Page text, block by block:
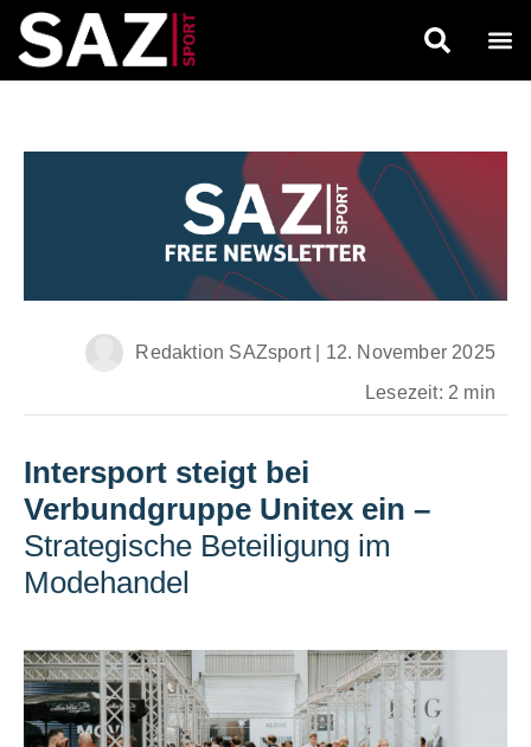
Redaktion SAZsport
12. November 2025
Lesezeit: 2 min
Intersport steigt bei
Verbundgruppe Unitex ein –
Strategische Beteiligung im
Modehandel